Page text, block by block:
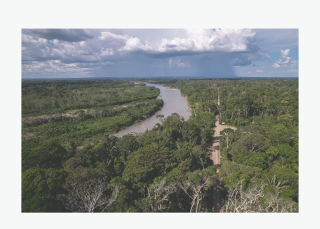
carretera-amarakareri
—diamante—diego-
perez2—spda